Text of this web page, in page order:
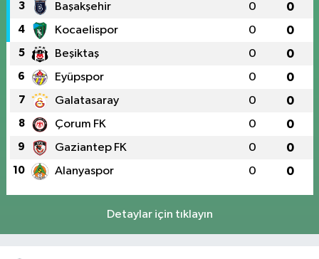
3 Başakşehir 0 0
4 Kocaelispor 0 0
5 Beşiktaş 0 0
6 Eyüpspor 0 0
7 Galatasaray 0 0
8 Çorum FK 0 0
9 Gaziantep FK 0 0
10 Alanyaspor 0 0
Detaylar için tıklayın